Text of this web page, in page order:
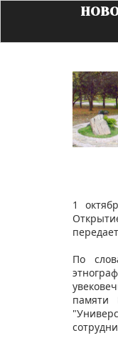
1
По
памяти